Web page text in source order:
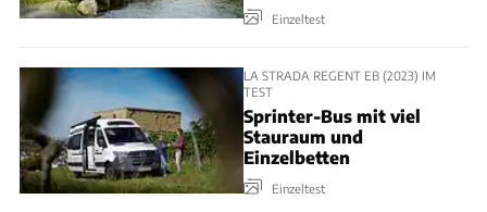
Einzeltest
LA STRADA REGENT EB (2023) IM
TEST
Sprinter-Bus mit viel
Stauraum und
Einzelbetten
Einzeltest